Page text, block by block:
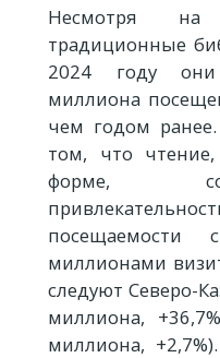
Несмотря на
традиционные
2024 году они
миллиона
чем годом ранее.
том, что
форме,
миллионами
следуют Северо-
миллиона,
миллиона,